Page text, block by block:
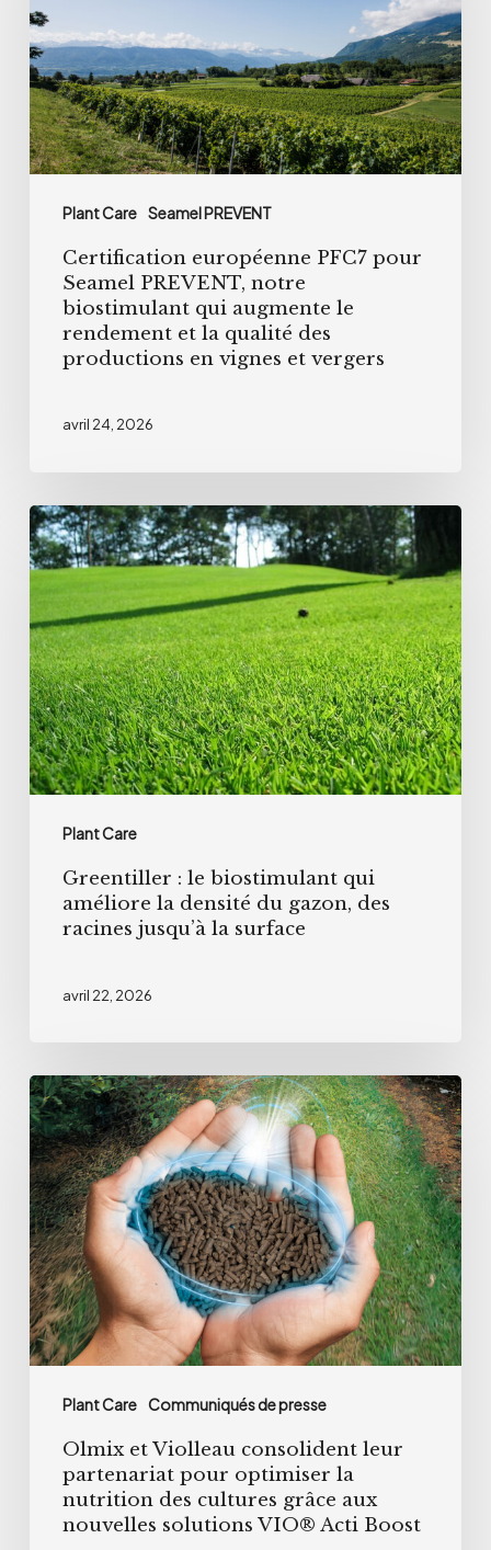
Plant Care Seamel PREVENT
Seamel
PREVENT,
notre
biostimulant
qui
rendement
qualité
productions
et
vergers
Certification européenne PFC7 pour
Seamel PREVENT, notre
biostimulant qui augmente le
rendement et la qualité des
productions en vignes et vergers
avril 24, 2026
Plant Care
Greentiller
:
biostimulant
qui
améliore
la
densité
du
racines
jusqu’à
Greentiller : le biostimulant qui
améliore la densité du gazon, des
racines jusqu’à la surface
avril 22, 2026
Plant Care Communiqués de presse
Olmix
et
Violleau
consolident
leur
partenariat
pour
optimiser
la
cultures
grâce
Olmix et Violleau consolident leur
partenariat pour optimiser la
nutrition des cultures grâce aux
nouvelles solutions VIO® Acti Boost